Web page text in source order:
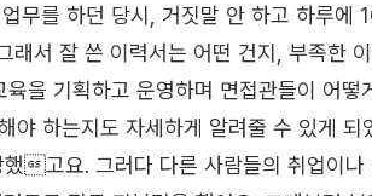
무를 하던 당시, 거짓말 안 하고 하루에
서 잘 쓴 이력서는 어떤 건지, 부족한
을 기획하고 운영하며 면접관들이 어떻
야 하는지도 자세하게 알려줄 수 있게 되
고요. 그러다 다른 사람들의 취업이나